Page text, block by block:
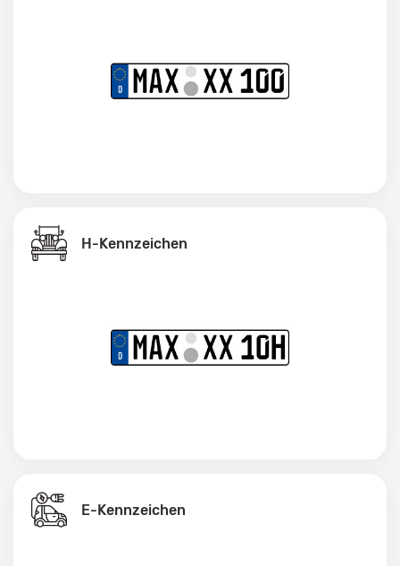
H-Kennzeichen
E-Kennzeichen